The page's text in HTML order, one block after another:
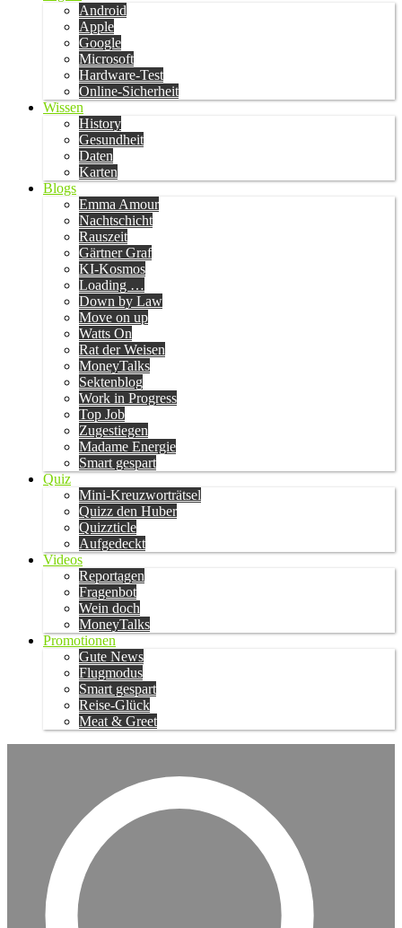
Android
Apple
Google
Microsoft
Hardware-Test
Online-Sicherheit
Wissen
History
Gesundheit
Daten
Karten
Blogs
Emma Amour
Nachtschicht
Rauszeit
Gärtner Graf
KI-Kosmos
Loading …
Down by Law
Move on up
Watts On
Rat der Weisen
MoneyTalks
Sektenblog
Work in Progress
Top Job
Zugestiegen
Madame Energie
Smart gespart
Quiz
Mini-Kreuzworträtsel
Quizz den Huber
Quizzticle
Aufgedeckt
Videos
Reportagen
Fragenbot
Wein doch
MoneyTalks
Promotionen
Gute News
Flugmodus
Smart gespart
Reise-Glück
Meat & Greet